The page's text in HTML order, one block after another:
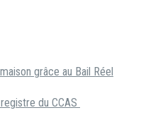
grâce au Bail Réel
du CCAS